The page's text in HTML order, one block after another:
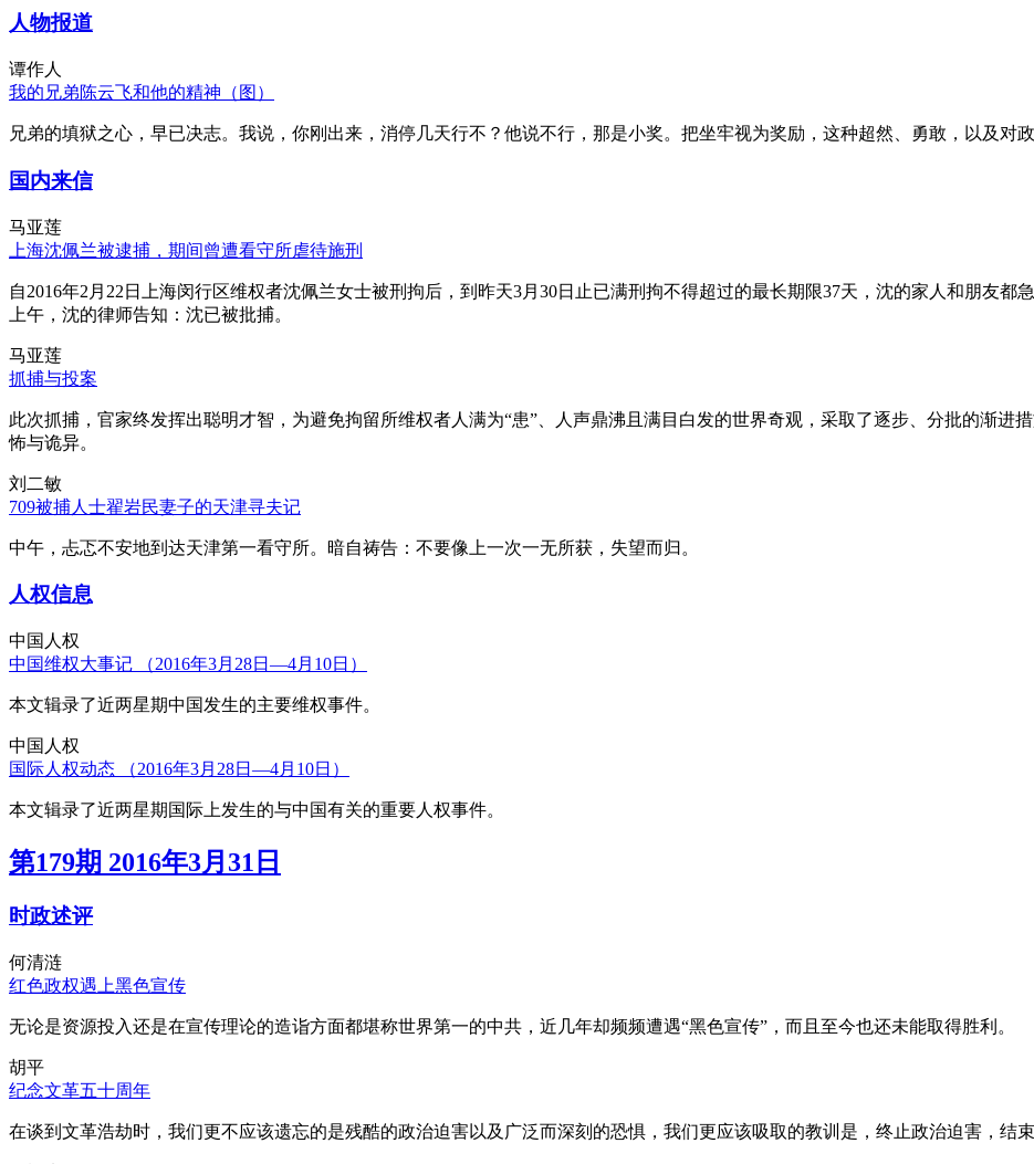
人物报道
谭作人
我的兄弟陈云飞和他的精神（图）
兄弟的填狱之心，早已决志。我说，你刚出来，消停几天行不？他说不行，那是小奖。把坐牢视为奖励，这种超然、勇敢，以及对
国内来信
马亚莲
上海沈佩兰被逮捕，期间曾遭看守所虐待施刑
自2016年2月22日上海闵行区维权者沈佩兰女士被刑拘后，到昨天3月30日止已满刑拘不得超过的最长期限37天，沈的家人和朋友都
上午，沈的律师告知：沈已被批捕。
马亚莲
抓捕与投案
此次抓捕，官家终发挥出聪明才智，为避免拘留所维权者人满为“患”、人声鼎沸且满目白发的世界奇观，采取了逐步、分批的渐进
怖与诡异。
刘二敏
709被捕人士翟岩民妻子的天津寻夫记
中午，忐忑不安地到达天津第一看守所。暗自祷告：不要像上一次一无所获，失望而归。
人权信息
中国人权
中国维权大事记 （2016年3月28日—4月10日）
本文辑录了近两星期中国发生的主要维权事件。
中国人权
国际人权动态 （2016年3月28日—4月10日）
本文辑录了近两星期国际上发生的与中国有关的重要人权事件。
第179期 2016年3月31日
时政述评
何清涟
红色政权遇上黑色宣传
无论是资源投入还是在宣传理论的造诣方面都堪称世界第一的中共，近几年却频频遭遇“黑色宣传”，而且至今也还未能取得胜利。
胡平
纪念文革五十周年
在谈到文革浩劫时，我们更不应该遗忘的是残酷的政治迫害以及广泛而深刻的恐惧，我们更应该吸取的教训是，终止政治迫害，结